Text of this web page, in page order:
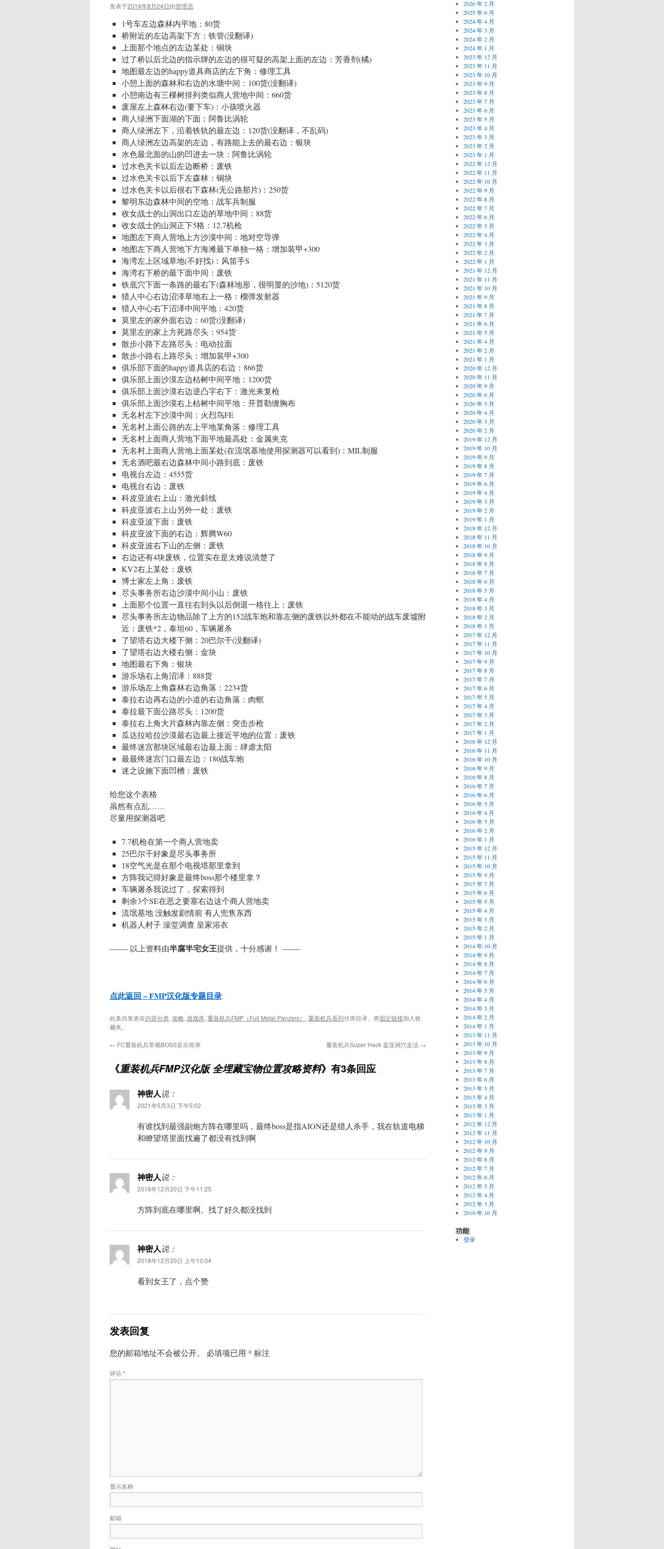
发表于2014年8月24日由管理员
1号车左边森林内平地：80货
桥附近的左边高架下方：铁管(没翻译)
上面那个地点的左边某处：铜块
过了桥以后北边的指示牌的左边的很可疑的高架上面的左边：芳香剂(橘)
地图最左边的happy道具商店的左下角：修理工具
小憩上面的森林和右边的水塘中间：100货(没翻译)
小憩南边有三棵树排列类似商人营地中间：660货
废屋左上森林右边(要下车)：小孩喷火器
商人绿洲下面湖的下面：阿鲁比涡轮
商人绿洲左下，沿着铁轨的最左边：120货(没翻译，不乱码)
商人绿洲左边高架的左边，有路能上去的最右边：银块
水色最北面的山的凹进去一块：阿鲁比涡轮
过水色关卡以后左边断桥：废铁
过水色关卡以后下左森林：铜块
过水色关卡以后很右下森林(无公路那片)：250货
黎明东边森林中间的空地：战车兵制服
收女战士的山洞出口左边的草地中间：88货
收女战士的山洞正下5格：12.7机枪
地图左下商人营地上方沙漠中间：地对空导弹
地图左下商人营地下方海滩最下单独一格：增加装甲+300
海湾左上区域草地(不好找)：风笛手S
海湾右下桥的最下面中间：废铁
铁底穴下面一条路的最右下(森林地形，很明显的沙地)：5120货
猎人中心右边沼泽草地右上一格：榴弹发射器
猎人中心右下沼泽中间平地：420货
莫里左的家外面右边：60货(没翻译)
莫里左的家上方死路尽头：954货
散步小路下左路尽头：电动拉面
散步小路右上路尽头：增加装甲+300
俱乐部下面的happy道具店的右边：866货
俱乐部上面沙漠左边枯树中间平地：1200货
俱乐部上面沙漠右边逆凸字右下：激光来复枪
俱乐部上面沙漠右上枯树中间平地：开普勒缠胸布
无名村左下沙漠中间：火烈鸟FE
无名村上面公路的左上平地某角落：修理工具
无名村上面商人营地下面平地最高处：金属夹克
无名村上面商人营地上面某处(在流氓基地使用探测器可以看到)：MIL制服
无名酒吧最右边森林中间小路到底：废铁
电视台左边：4555货
电视台右边：废铁
科皮亚波右上山：激光斜线
科皮亚波右上山另外一处：废铁
科皮亚波下面：废铁
科皮亚波下面的右边：辉腾W60
科皮亚波右下山的左侧：废铁
右边还有4块废铁，位置实在是太难说清楚了
KV2右上某处：废铁
博士家左上角：废铁
尽头事务所右边沙漠中间小山：废铁
上面那个位置一直往右到头以后倒退一格往上：废铁
尽头事务所左边物品除了上方的152战车炮和靠左侧的废铁以外都在不能动的战车废墟附
近：废铁*2，泰坦60，车辆屠杀
了望塔右边大楼下侧：20巴尔干(没翻译)
了望塔右边大楼右侧：金块
地图最右下角：银块
游乐场右上角沼泽：888货
游乐场左上角森林右边角落：2234货
泰拉右边再右边的小道的右边角落：肉螟
泰拉最下面公路尽头：1200货
泰拉右上角大片森林内靠左侧：突击步枪
瓜达拉哈拉沙漠最右边最上接近平地的位置：废铁
最终迷宫那块区域最右边最上面：肆虐太阳
最最终迷宫门口最左边：180战车炮
迷之设施下面凹槽：废铁
给您这个表格
虽然有点乱……
尽量用探测器吧
7.7机枪在第一个商人营地卖
25巴尔干好象是尽头事务所
18空气光是在那个电视塔那里拿到
方阵我记得好象是最终boss那个楼里拿？
车辆屠杀我说过了，探索得到
剩余3个SE在恶之要塞右边这个商人营地卖
流氓基地 没触发剧情前 有人兜售东西
机器人村子 澡堂调查 皇家浴衣
——- 以上资料由半腐半宅女王提供，十分感谢！ ——-
点此返回 – FMP汉化版专题目录
此条目发表在内容分类, 攻略, 游戏库, 重装机兵FMP（Full Metal Panzers） , 重装机兵系列分类目录。将固定链接加入收
藏夹。
← FC重装机兵常规BOSS音乐简弹 重装机兵Super Hack 盖亚洞穴走法 →
《重装机兵FMP汉化版 全埋藏宝物位置攻略资料》有3条回应
神密人说：
2021年5月3日 下午5:02
有谁找到最强副炮方阵在哪里吗，最终boss是指AION还是猎人杀手，我在轨道电梯
和瞭望塔里面找遍了都没有找到啊
神密人说：
2018年12月20日 下午11:25
方阵到底在哪里啊。找了好久都没找到
神密人说：
2018年12月20日 上午10:04
看到女王了，点个赞
发表回复
您的邮箱地址不会被公开。 必填项已用 * 标注
评论*
显示名称
邮箱
2026 年 2 月
2025 年 6 月
2024 年 4 月
2024 年 3 月
2024 年 2 月
2024 年 1 月
2023 年 12 月
2023 年 11 月
2023 年 10 月
2023 年 9 月
2023 年 8 月
2023 年 7 月
2023 年 6 月
2023 年 5 月
2023 年 4 月
2023 年 3 月
2023 年 2 月
2023 年 1 月
2022 年 12 月
2022 年 11 月
2022 年 10 月
2022 年 9 月
2022 年 8 月
2022 年 7 月
2022 年 6 月
2022 年 5 月
2022 年 4 月
2022 年 3 月
2022 年 2 月
2022 年 1 月
2021 年 12 月
2021 年 11 月
2021 年 10 月
2021 年 9 月
2021 年 8 月
2021 年 7 月
2021 年 6 月
2021 年 5 月
2021 年 4 月
2021 年 2 月
2021 年 1 月
2020 年 12 月
2020 年 11 月
2020 年 9 月
2020 年 6 月
2020 年 5 月
2020 年 4 月
2020 年 3 月
2020 年 2 月
2019 年 12 月
2019 年 10 月
2019 年 9 月
2019 年 8 月
2019 年 7 月
2019 年 6 月
2019 年 4 月
2019 年 3 月
2019 年 2 月
2019 年 1 月
2018 年 12 月
2018 年 11 月
2018 年 10 月
2018 年 9 月
2018 年 8 月
2018 年 7 月
2018 年 6 月
2018 年 5 月
2018 年 4 月
2018 年 3 月
2018 年 2 月
2018 年 1 月
2017 年 12 月
2017 年 11 月
2017 年 10 月
2017 年 9 月
2017 年 8 月
2017 年 7 月
2017 年 6 月
2017 年 5 月
2017 年 4 月
2017 年 3 月
2017 年 2 月
2017 年 1 月
2016 年 12 月
2016 年 11 月
2016 年 10 月
2016 年 9 月
2016 年 8 月
2016 年 7 月
2016 年 6 月
2016 年 5 月
2016 年 4 月
2016 年 3 月
2016 年 2 月
2016 年 1 月
2015 年 12 月
2015 年 11 月
2015 年 10 月
2015 年 9 月
2015 年 7 月
2015 年 6 月
2015 年 5 月
2015 年 4 月
2015 年 3 月
2015 年 2 月
2015 年 1 月
2014 年 10 月
2014 年 9 月
2014 年 8 月
2014 年 7 月
2014 年 6 月
2014 年 5 月
2014 年 4 月
2014 年 3 月
2014 年 2 月
2014 年 1 月
2013 年 11 月
2013 年 10 月
2013 年 9 月
2013 年 8 月
2013 年 7 月
2013 年 6 月
2013 年 5 月
2013 年 4 月
2013 年 3 月
2013 年 1 月
2012 年 12 月
2012 年 11 月
2012 年 10 月
2012 年 9 月
2012 年 8 月
2012 年 7 月
2012 年 6 月
2012 年 5 月
2012 年 4 月
2012 年 3 月
2010 年 10 月
功能
登录